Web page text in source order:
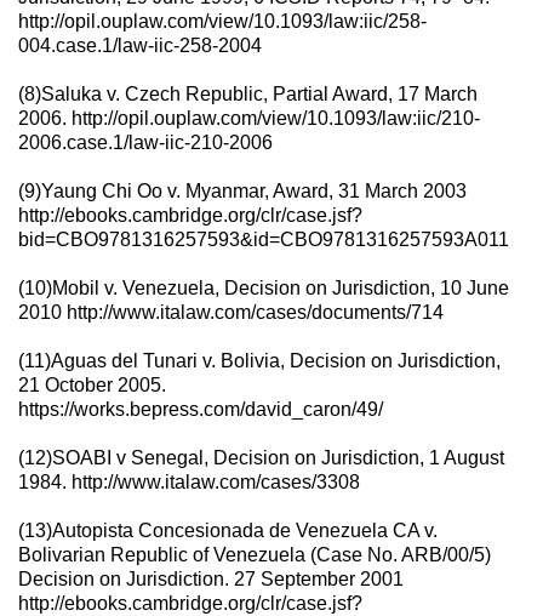
http://opil.ouplaw.com/view/10.1093/law:iic/258-
004.case.1/law-iic-258-2004
(8)Saluka v. Czech Republic, Partial Award, 17 March
2006. http://opil.ouplaw.com/view/10.1093/law:iic/210-
2006.case.1/law-iic-210-2006
(9)Yaung Chi Oo v. Myanmar, Award, 31 March 2003
http://ebooks.cambridge.org/clr/case.jsf?
bid=CBO9781316257593&id=CBO9781316257593A011
(10)Mobil v. Venezuela, Decision on Jurisdiction, 10 June
2010 http://www.italaw.com/cases/documents/714
(11)Aguas del Tunari v. Bolivia, Decision on Jurisdiction,
21 October 2005.
https://works.bepress.com/david_caron/49/
(12)SOABI v Senegal, Decision on Jurisdiction, 1 August
1984. http://www.italaw.com/cases/3308
(13)Autopista Concesionada de Venezuela CA v.
Bolivarian Republic of Venezuela (Case No. ARB/00/5)
Decision on Jurisdiction. 27 September 2001
http://ebooks.cambridge.org/clr/case.jsf?